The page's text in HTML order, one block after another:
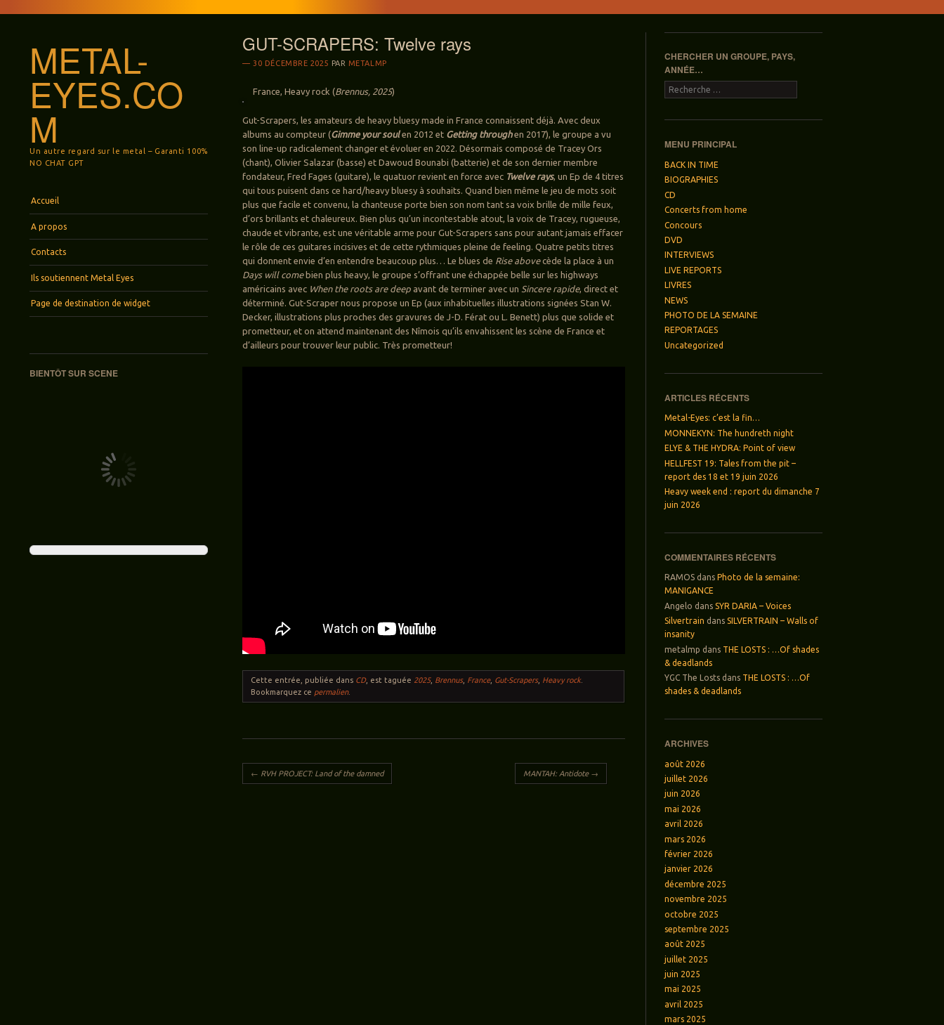
METAL-
EYES.CO
M
Un autre regard sur le metal – Garanti 100%
NO CHAT GPT
Aller au contenu principal
Accueil
A propos
Contacts
Ils soutiennent Metal Eyes
Page de destination de widget
BIENTÔT SUR SCENE
GUT-SCRAPERS: Twelve rays
30 DÉCEMBRE 2025 PAR METALMP
France, Heavy rock (Brennus, 2025)
Gut-Scrapers, les amateurs de heavy bluesy made in France connaissent déjà. Avec deux
albums au compteur (Gimme your soulen 2012 et Getting throughen 2017), le groupe a vu
son line-up radicalement changer et évoluer en 2022. Désormais composé de Tracey Ors
(chant), Olivier Salazar (basse) et Dawoud Bounabi (batterie) et de son dernier membre
fondateur, Fred Fages (guitare), le quatuor revient en force avec Twelve rays, un Ep de 4 titres
qui tous puisent dans ce hard/heavy bluesy à souhaits. Quand bien même le jeu de mots soit
plus que facile et convenu, la chanteuse porte bien son nom tant sa voix brille de mille feux,
d’ors brillants et chaleureux. Bien plus qu’un incontestable atout, la voix de Tracey, rugueuse,
chaude et vibrante, est une véritable arme pour Gut-Scrapers sans pour autant jamais effacer
le rôle de ces guitares incisives et de cette rythmiques pleine de feeling. Quatre petits titres
qui donnent envie d’en entendre beaucoup plus… Le blues de Rise abovecède la place à un
Days will comebien plus heavy, le groupe s’offrant une échappée belle sur les highways
américains avec When the roots are deep avant de terminer avec un Sincere rapide, direct et
déterminé. Gut-Scraper nous propose un Ep (aux inhabituelles illustrations signées Stan W.
Decker, illustrations plus proches des gravures de J-D. Férat ou L. Benett) plus que solide et
prometteur, et on attend maintenant des Nîmois qu’ils envahissent les scène de France et
d’ailleurs pour trouver leur public. Très prometteur!
Cette entrée, publiée dans CD, est taguée 2025, Brennus, France, Gut-Scrapers, Heavy rock.
Bookmarquez ce permalien.
Navigation des articles
← RVH PROJECT: Land of the damned MANTAH: Antidote →
CHERCHER UN GROUPE, PAYS,
ANNÉE…
Recherche
MENU PRINCIPAL
BACK IN TIME
BIOGRAPHIES
CD
Concerts from home
Concours
DVD
INTERVIEWS
LIVE REPORTS
LIVRES
NEWS
PHOTO DE LA SEMAINE
REPORTAGES
Uncategorized
ARTICLES RÉCENTS
Metal-Eyes: c’est la fin…
MONNEKYN: The hundreth night
ELYE & THE HYDRA: Point of view
HELLFEST 19: Tales from the pit –
report des 18 et 19 juin 2026
Heavy week end : report du dimanche 7
juin 2026
COMMENTAIRES RÉCENTS
RAMOS dans Photo de la semaine:
MANIGANCE
Angelo dansSYR DARIA – Voices
Silvertrain dansSILVERTRAIN – Walls of
insanity
metalmp dans THE LOSTS : …Of shades
& deadlands
YGC The Losts dans THE LOSTS : …Of
shades & deadlands
ARCHIVES
août 2026
juillet 2026
juin 2026
mai 2026
avril 2026
mars 2026
février 2026
janvier 2026
décembre 2025
novembre 2025
octobre 2025
septembre 2025
août 2025
juillet 2025
juin 2025
mai 2025
avril 2025
mars 2025